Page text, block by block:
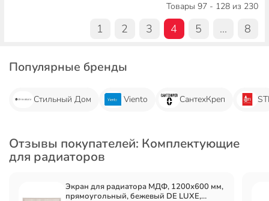
Товары 97 - 128 из 230
1 2 3 4 5 ... 8
Популярные бренды
Стильный Дом Viento СантехКреп
Отзывы покупателей: Комплектующие
для радиаторов
Экран для радиатора МДФ, 1200х600 мм,
прямоугольный, бежевый DE LUXE,